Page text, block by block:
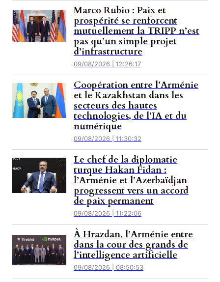
Marco Rubio : Paix et
prospérité se renforcent
mutuellement la TRIPP n’est
pas qu’un simple projet
d’infrastructure
09/08/2026 | 12:26:17
Coopération entre l’Arménie
et le Kazakhstan dans les
secteurs des hautes
technologies, de l’IA et du
numérique
09/08/2026 | 11:30:32
Le chef de la diplomatie
turque Hakan Fidan :
l’Arménie et l’Azerbaïdjan
progressent vers un accord
de paix permanent
09/08/2026 | 11:22:06
À Hrazdan, l’Arménie entre
dans la cour des grands de
l’intelligence artificielle
09/08/2026 | 08:50:53